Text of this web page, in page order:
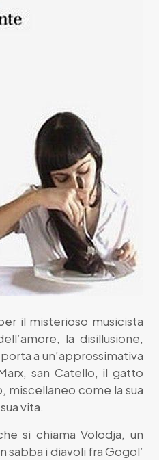
il misterioso musicista
la disillusione,
a un’approssimativa
san Catello, il gatto
miscellaneo come la sua
vita.
si chiama Volodja, un
i diavoli fra Gogol’